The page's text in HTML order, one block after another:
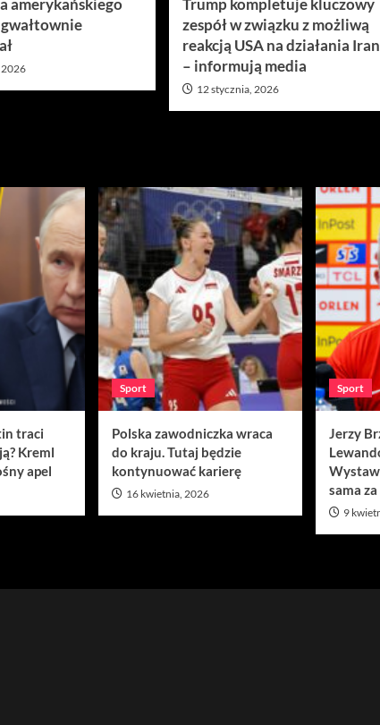
amerykańskiego
2026
Trump kompletuje kluczowy
zespół w związku z możliwą
reakcją USA na działania
– informują media
12 stycznia, 2026
traci
Kreml
apel
Sport
Polska zawodniczka wraca
do kraju. Tutaj będzie
kontynuować karierę
16 kwietnia, 2026
Sport
Jerzy
sama
9